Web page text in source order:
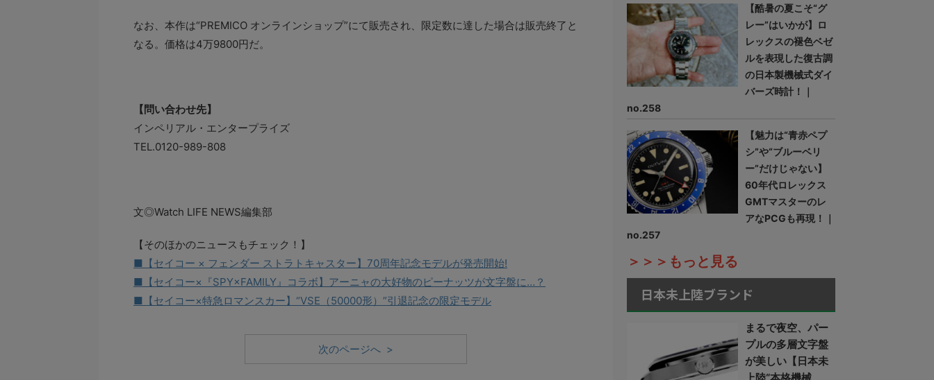
なお、本作は“PREMICO オンラインショップ”にて販売され、限定数に達した場合は販売終了と
なる。価格は4万9800円だ。
【問い合わせ先】
インペリアル・エンタープライズ
TEL.0120-989-808
文◎Watch LIFE NEWS編集部
【そのほかのニュースもチェック！】
■【セイコー × フェンダー ストラトキャスター】70周年記念モデルが発売開始!
■【セイコー×『SPY×FAMILY』コラボ】アーニャの大好物のピーナッツが文字盤に…？
■【セイコー×特急ロマンスカー】“VSE（50000形）”引退記念の限定モデル
次のページへ >
【酷暑の夏こそ“グ
レー”はいかが】ロ
レックスの褪色ベゼ
ルを表現した復古調
の日本製機械式ダイ
バーズ時計！｜
no.258
【魅力は“青赤ペプ
シ”や“ブルーベリ
ー”だけじゃない】
60年代ロレックス
GMTマスターのレ
アなPCGも再現！｜
no.257
＞＞＞もっと見る
日本未上陸ブランド
まるで夜空、パー
プルの多層文字盤
が美しい【日本未